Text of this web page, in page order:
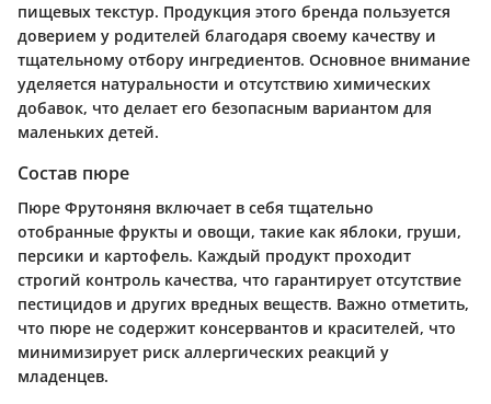
пищевых текстур. Продукция этого бренда пользуется
доверием у родителей благодаря своему качеству и
тщательному отбору ингредиентов. Основное внимание
уделяется натуральности и отсутствию химических
добавок, что делает его безопасным вариантом для
маленьких детей.
Состав пюре
Пюре Фрутоняня включает в себя тщательно
отобранные фрукты и овощи, такие как яблоки, груши,
персики и картофель. Каждый продукт проходит
строгий контроль качества, что гарантирует отсутствие
пестицидов и других вредных веществ. Важно отметить,
что пюре не содержит консервантов и красителей, что
минимизирует риск аллергических реакций у
младенцев.